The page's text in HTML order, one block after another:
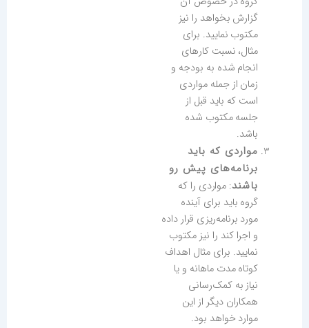
گزارش بخواهد را نیز
مکتوب نمایید. برای
مثال، نسبت کارهای
انجام شده به بودجه و
زمان از جمله مواردی
است که باید قبل از
جلسه مکتوب شده
باشد.
مواردی که باید
برنامه‌های پیش رو
باشند: مواردی را که
گروه باید برای آینده
مورد برنامه‌ریزی قرار داده
و اجرا کند را نیز مکتوب
نمایید. برای مثال اهداف
کوتاه مدت ماهانه و یا
نیاز به کمک‌رسانی
همکاران دیگر از این
موارد خواهد بود.